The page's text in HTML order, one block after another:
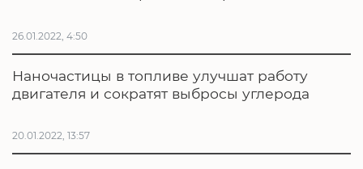
26.01.2022, 4:50
Наночастицы в топливе улучшат работу
двигателя и сократят выбросы углерода
20.01.2022, 13:57